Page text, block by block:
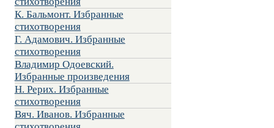
К. Бальмонт. Избранные
стихотворения
Г. Адамович. Избранные
стихотворения
Владимир Одоевский.
Избранные произведения
Н. Рерих. Избранные
стихотворения
Вяч. Иванов. Избранные